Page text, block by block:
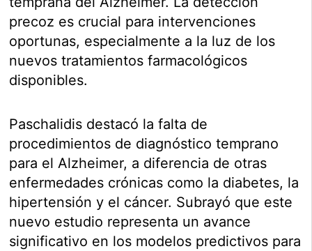
precoz es crucial para intervenciones
oportunas, especialmente a la luz de los
nuevos tratamientos farmacológicos
disponibles.
Paschalidis destacó la falta de
procedimientos de diagnóstico temprano
para el Alzheimer, a diferencia de otras
enfermedades crónicas como la diabetes, la
hipertensión y el cáncer. Subrayó que este
nuevo estudio representa un avance
significativo en los modelos predictivos para